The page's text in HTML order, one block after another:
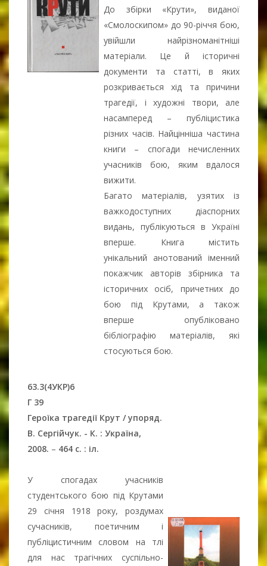
До збірки «Крути», виданої
«Смолоскипом» до 90-річчя бою,
увійшли найрізноманітніші
матеріали. Це й історичні
документи та статті, в яких
розкривається хід та причини
трагедії, і художні твори, але
насамперед – публіцистика
різних часів. Найцінніша частина
книги – спогади нечисленних
учасників бою, яким вдалося
вижити.
Багато матеріалів, узятих із
важкодоступних діаспорних
видань, публікуються в Україні
вперше. Книга містить
унікальний анотований іменний
покажчик авторів збірника та
історичних осіб, причетних до
бою під Крутами, а також
вперше опубліковано
бібліографію матеріалів, які
стосуються бою.
63.3(4УКР)6
Г 39
Героїка трагедії Крут / упоряд.
В. Сергійчук. - К. : Україна,
2008. – 464 с. : іл.
У спогадах учасників
студентського бою під Крутами
29 січня 1918 року, роздумах
сучасників, поетичним і
публіцистичним словом на тлі
для нас трагічних суспільно-